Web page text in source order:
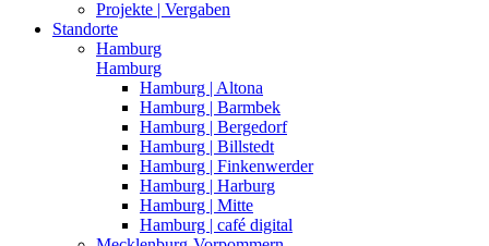
Projekte | Vergaben
Standorte
Hamburg
Hamburg
Hamburg | Altona
Hamburg | Barmbek
Hamburg | Bergedorf
Hamburg | Billstedt
Hamburg | Finkenwerder
Hamburg | Harburg
Hamburg | Mitte
Hamburg | café digital